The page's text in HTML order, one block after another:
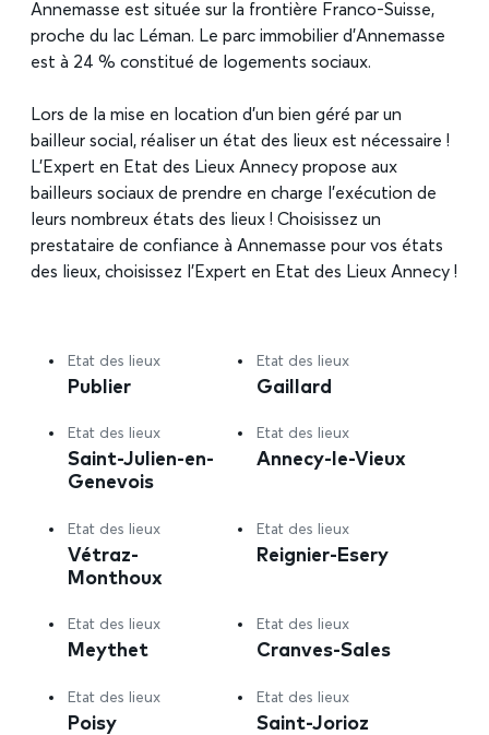
Annemasse est située sur la frontière Franco-Suisse,
proche du lac Léman. Le parc immobilier d’Annemasse
est à 24 % constitué de logements sociaux.
Lors de la mise en location d’un bien géré par un
bailleur social, réaliser un état des lieux est nécessaire !
L’Expert en Etat des Lieux Annecy propose aux
bailleurs sociaux de prendre en charge l’exécution de
leurs nombreux états des lieux ! Choisissez un
prestataire de confiance à Annemasse pour vos états
des lieux, choisissez l’Expert en Etat des Lieux Annecy !
Etat des lieux
Publier
Etat des lieux
Gaillard
Etat des lieux
Saint-Julien-en-
Genevois
Etat des lieux
Annecy-le-Vieux
Etat des lieux
Vétraz-
Monthoux
Etat des lieux
Reignier-Esery
Etat des lieux
Meythet
Etat des lieux
Cranves-Sales
Etat des lieux
Poisy
Etat des lieux
Saint-Jorioz